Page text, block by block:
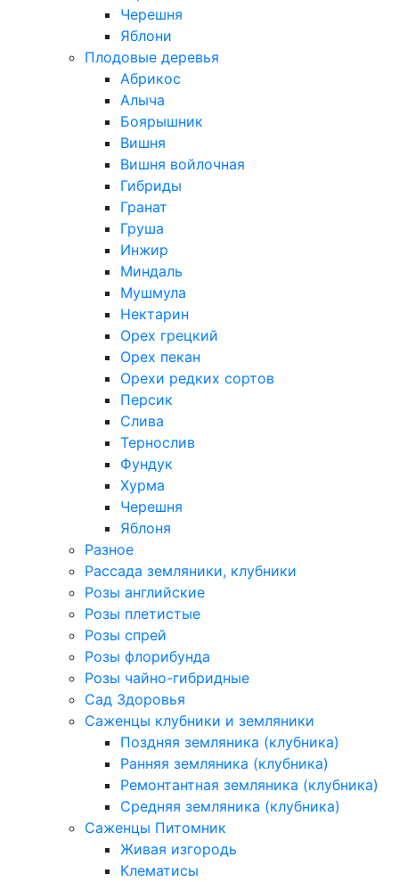
Черешня
Яблони
Плодовые деревья
Абрикос
Алыча
Боярышник
Вишня
Вишня войлочная
Гибриды
Гранат
Груша
Инжир
Миндаль
Мушмула
Нектарин
Орех грецкий
Орех пекан
Орехи редких сортов
Персик
Слива
Тернослив
Фундук
Хурма
Черешня
Яблоня
Разное
Рассада земляники, клубники
Розы английские
Розы плетистые
Розы спрей
Розы флорибунда
Розы чайно-гибридные
Сад Здоровья
Саженцы клубники и земляники
Поздняя земляника (клубника)
Ранняя земляника (клубника)
Ремонтантная земляника (клубника)
Средняя земляника (клубника)
Саженцы Питомник
Живая изгородь
Клематисы